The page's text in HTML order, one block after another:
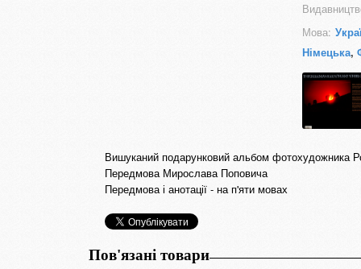
Мова:
Німецька,
Вишуканий подарунковий альбом фотохудожника
Передмова Мирослава Поповича
Передмова і анотації - на п'яти мовах
Пов'язані товари